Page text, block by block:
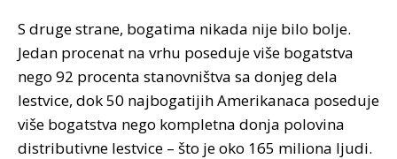
S druge strane, bogatima nikada nije bilo bolje.
Jedan procenat na vrhu poseduje više bogatstva
nego 92 procenta stanovništva sa donjeg dela
lestvice, dok 50 najbogatijih Amerikanaca poseduje
više bogatstva nego kompletna donja polovina
distributivne lestvice – što je oko 165 miliona ljudi.